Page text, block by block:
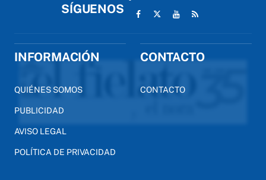
SÍGUENOS
INFORMACIÓN
QUIÉNES SOMOS
PUBLICIDAD
AVISO LEGAL
POLÍTICA DE PRIVACIDAD
CONTACTO
CONTACTO